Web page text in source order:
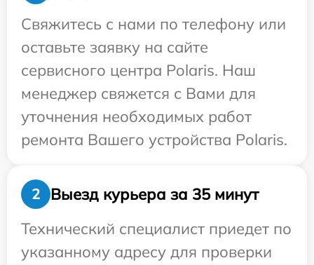
Свяжитесь с нами по телефону или
оставьте заявку на сайте
сервисного центра Polaris. Наш
менеджер свяжется с Вами для
уточнения необходимых работ
ремонта Вашего устройства Polaris.
2
Выезд курьера за 35 минут
Технический специалист приедет по
указанному адресу для проверки